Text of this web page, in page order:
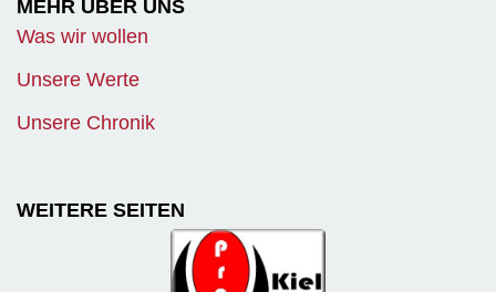
MEHR ÜBER UNS
Was wir wollen
Unsere Werte
Unsere Chronik
WEITERE SEITEN